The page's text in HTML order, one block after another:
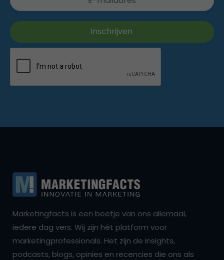
Marketingfacts is een beetje van ons allemaal,
iedere dag vers. Wij zijn hét platform voor
marketingprofessionals. Het zijn de insights,
podcasts, blogs, opinies en recencies die ons als